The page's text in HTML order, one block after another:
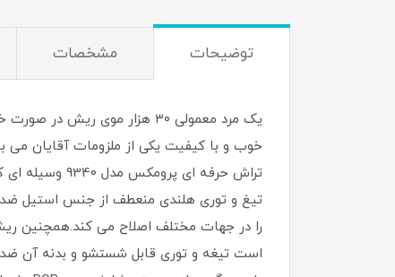
توضیحات مشخصات
یک مرد معمولی ۳۰ هزار
تراش حرفه